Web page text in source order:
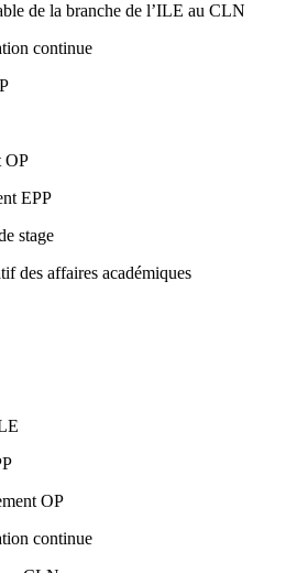
de la branche de l’ILE au CLN
continue
OP
EPP
stage
des affaires académiques
OP
continue